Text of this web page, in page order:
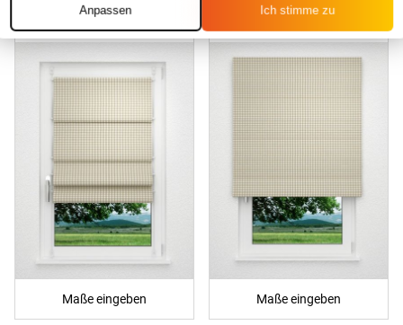
Maße eingeben Maße eingeben
Anpassen Ich stimme zu